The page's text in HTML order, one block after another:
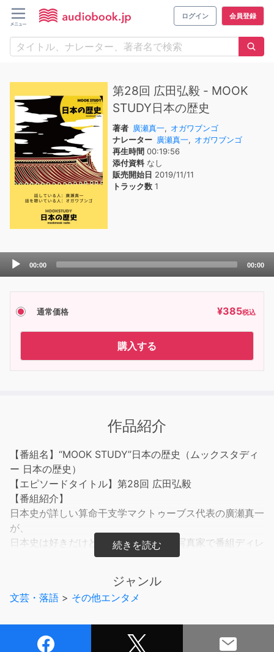
ログイン 会員登録
第28回 広田弘毅 - MOOK
STUDY日本の歴史
著者 廣瀬真一, オガワブンゴ
ナレーター 廣瀬真一, オガワブンゴ
再生時間 00:19:56
添付資料なし
販売開始日 2019/11/11
トラック数 1
Audio
Player
00:00 00:00
通常価格 ¥385税込
購入する
作品紹介
【番組名】“MOOK STUDY”日本の歴史（ムックスタディ
ー 日本の歴史）
【エピソードタイトル】第28回 広田弘毅
【番組紹介】
日本史が詳しい算命干支学マクトゥーブス代表の廣瀬真一
が、
日本史は好きだけどあまり詳しくない写真家で番組ディレ
クターのオガワブンゴに教えていく形で番組を進行してい
「小難しいのは嫌だけど、カジュアルに聴きたい」という
方や「日本史をもう一度おさらいしたい」、「日本史に興
も増えれば嬉しいなと思ってます！
ジャンル
文芸・落語 > その他エンタメ